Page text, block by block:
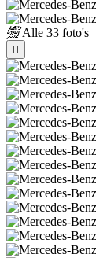
Alle 33 foto's